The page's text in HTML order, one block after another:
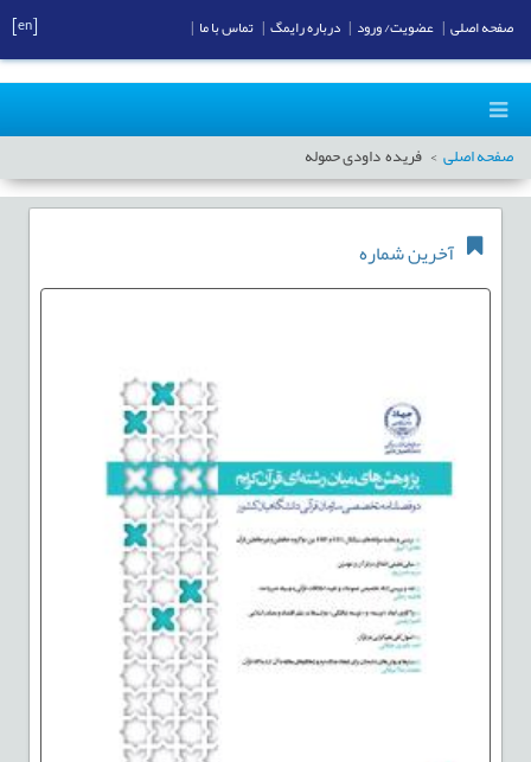
صفحه اصلی فریده داودی حموله
آخرین شماره
صفحه اصلی عضویت/ ورود درباره رایمگ تماس با ما